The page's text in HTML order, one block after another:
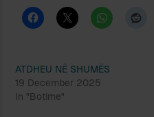
ATDHEU NË SHUMËS
19 December 2025
In "Botime"